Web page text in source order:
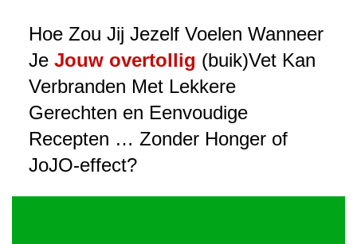
Hoe Zou Jij Jezelf Voelen Wanneer
Je Jouw overtollig (buik)Vet Kan
Verbranden Met Lekkere
Gerechten en Eenvoudige
Recepten … Zonder Honger of
JoJO-effect?